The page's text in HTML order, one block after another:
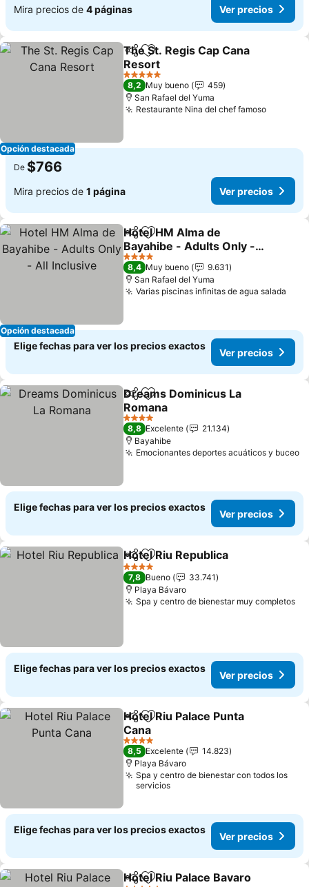
Mira precios de 4 páginas Ver precios
Opción destacada
Compartir
Agregar a favoritos
The St. Regis Cap Cana
Resort
5 Estrellas
8,2 Muy bueno
459
San Rafael del Yuma
Restaurante Nina del chef famoso
De $766
Mira precios de 1 página Ver precios
Opción destacada
CompartirAgregar a favoritos
Hotel HM Alma de
Bayahibe - Adults Only -
All Inclusive
4 Estrellas
8,4 Muy bueno
9.631
San Rafael del Yuma
Varias piscinas infinitas de agua salada
Elige fechas para ver los precios exactos
Ver precios
CompartirAgregar a favoritos
Dreams Dominicus La
Romana
4 Estrellas
8,8 Excelente
21.134
Bayahibe
Emocionantes deportes acuáticos y buceo
Elige fechas para ver los precios exactos
Ver precios
CompartirAgregar a favoritos
Hotel Riu Republica
4 Estrellas
7,8 Bueno
33.741
Playa Bávaro
Spa y centro de bienestar muy completos
Elige fechas para ver los precios exactos
Ver precios
CompartirAgregar a favoritos
Hotel Riu Palace Punta
Cana
4 Estrellas
8,5 Excelente
14.823
Playa Bávaro
Spa y centro de bienestar con todos los
servicios
Elige fechas para ver los precios exactos
Ver precios
Compartir
Hotel Riu Palace Bavaro